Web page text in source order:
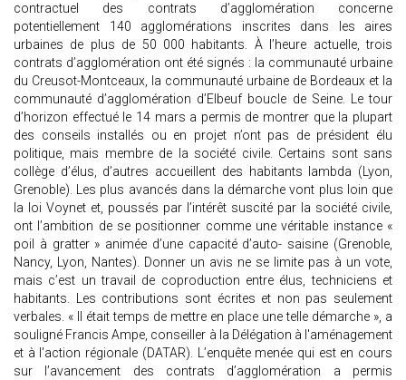
contractuel des contrats d’agglomération concerne
potentiellement 140 agglomérations inscrites dans les aires
urbaines de plus de 50 000 habitants. À l’heure actuelle, trois
contrats d’agglomération ont été signés : la communauté urbaine
du Creusot-Montceaux, la communauté urbaine de Bordeaux et la
communauté d’agglomération d’Elbeuf boucle de Seine. Le tour
d’horizon effectué le 14 mars a permis de montrer que la plupart
des conseils installés ou en projet n’ont pas de président élu
politique, mais membre de la société civile. Certains sont sans
collège d’élus, d’autres accueillent des habitants lambda (Lyon,
Grenoble). Les plus avancés dans la démarche vont plus loin que
la loi Voynet et, poussés par l’intérêt suscité par la société civile,
ont l’ambition de se positionner comme une véritable instance «
poil à gratter » animée d’une capacité d’auto- saisine (Grenoble,
Nancy, Lyon, Nantes). Donner un avis ne se limite pas à un vote,
mais c’est un travail de coproduction entre élus, techniciens et
habitants. Les contributions sont écrites et non pas seulement
verbales. « Il était temps de mettre en place une telle démarche », a
souligné Francis Ampe, conseiller à la Délégation à l'aménagement
et à l'action régionale (DATAR). L’enquête menée qui est en cours
sur l’avancement des contrats d’agglomération a permis